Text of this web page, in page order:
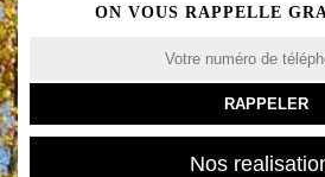
ON VOUS RAPPELLE
Nos